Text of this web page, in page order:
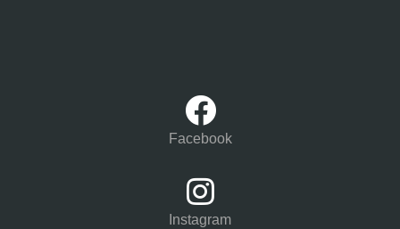
Facebook
Instagram